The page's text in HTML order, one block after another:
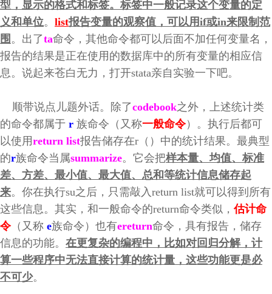
型，显示的格式和标签。标签中一般记录这个变量的定
义和单位。 list报告变量的观察值，可以用if或in来限制范
围 。出了ta命令，其他命令都可以后面不加任何变量名，
报告的结果是正在使用的数据库中的所有变量的相应信
息。说起来苍白无力，打开stata亲自实验一下吧。
顺带说点儿题外话。除了codebook之外，上述统计类
的命令都属于 r 族命令（又称一般命令）。执行后都可
以使用return list报告储存在r（）中的统计结果。最典型
的r族命令当属summarize。它会把样本量、均值、标准
差、方差、最小值、最大值、总和等统计信息储存起
来。你在执行su之后，只需敲入return list就可以得到所有
这些信息。其实，和一般命令的return命令类似，估计命
令（又称 e族命令）也有ereturn命令，具有报告，储存
信息的功能。 在更复杂的编程中，比如对回归分解，计
算一些程序中无法直接计算的统计量，这些功能更是必
不可少。